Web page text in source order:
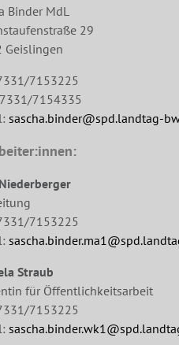
Binder MdL
29
Geislingen
7153225
7154335
sascha.binder@spd.landtag-
7153225
Straub
für Öffentlichkeitsarbeit
7153225